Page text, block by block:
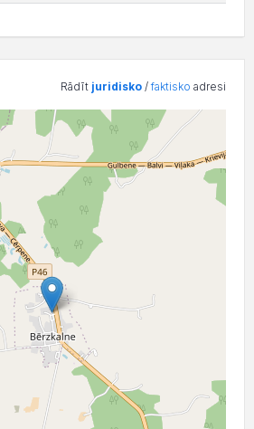
Rādīt juridisko /faktisko adresi